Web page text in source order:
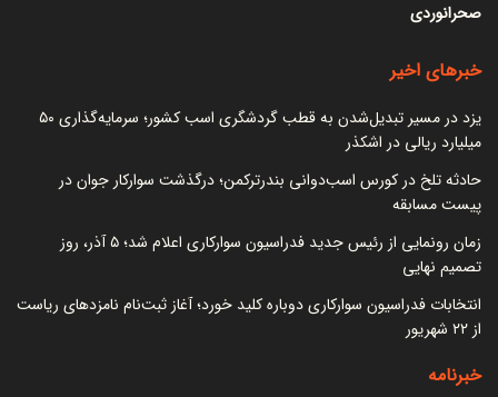
صحرانوردی
خبرهای اخیر
یزد در مسیر تبدیل‌شدن به قطب گردشگری اسب کشور؛ سرمایه‌گذاری ۵۰
میلیارد ریالی در اشکذر
حادثه تلخ در کورس اسب‌دوانی بندرترکمن؛ درگذشت سوارکار جوان در
پیست مسابقه
زمان رونمایی از رئیس جدید فدراسیون سوارکاری اعلام شد؛ ۵ آذر، روز
تصمیم نهایی
انتخابات فدراسیون سوارکاری دوباره کلید خورد؛ آغاز ثبت‌نام نامزدهای ریاست
از ۲۲ شهریور
خبرنامه